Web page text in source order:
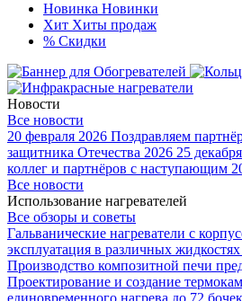
Новинка Новинки
Хит Хиты продаж
% Скидки
Новости
Все новости
20 февраля 2026 Поздравляем
защитника Отечества 2026 25
коллег и партнёров с наступающим
Все новости
Использование нагревателей
Все обзоры и советы
Гальванические нагреватели с
эксплуатация в различных
Производство композитной печи
Проектирование и создание
единовременного нагрева до 72